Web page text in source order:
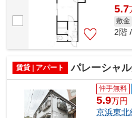
5.7
敷金
2階
賃貸 | アパート パレーシャ
仲手無料
5.9万円
京浜東北